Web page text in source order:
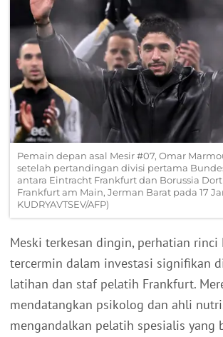
Pemain depan asal Mesir #07, Omar
setelah pertandingan divisi pertama
antara Eintracht Frankfurt dan Borussia
Frankfurt am Main, Jerman Barat pada 17
KUDRYAVTSEV/AFP)
Meski terkesan dingin, perhatian rinci
tercermin dalam investasi signifikan
latihan dan staf pelatih Frankfurt.
mendatangkan psikolog dan ahli
mengandalkan pelatih spesialis yang